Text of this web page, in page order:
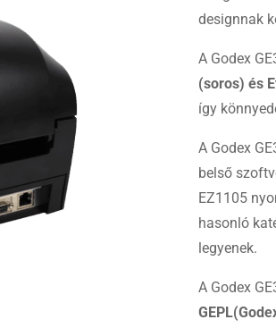
designnak
A Godex
(soros) és
így
A Godex
belső
EZ1105
hasonló
legyenek.
A Godex